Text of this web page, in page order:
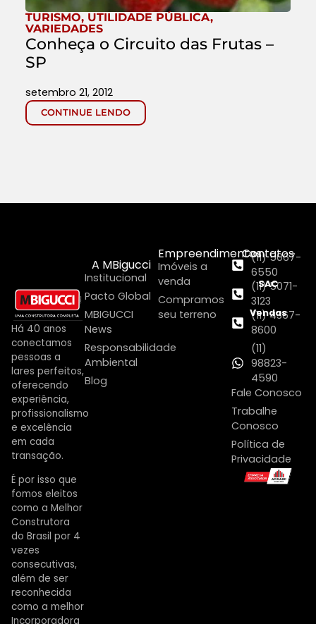
TURISMO, UTILIDADE PÚBLICA,
VARIEDADES
Conheça o Circuito das Frutas –
SP
CONTINUE LENDO
setembro 21, 2012
Há 40 anos
conectamos
pessoas a
lares perfeitos,
oferecendo
experiência,
profissionalismo
e excelência
em cada
transação.
É por isso que
fomos eleitos
como a Melhor
Construtora
do Brasil por 4
vezes
consecutivas,
além de ser
reconhecida
como a melhor
Incorporadora
A MBigucci
Institucional
Pacto Global
MBIGUCCI
News
Responsabilidade
Ambiental
Blog
Empreendimentos
Imóveis a
venda
Compramos
seu terreno
Contatos
(11) 5067-
6550
SAC
(11) 5071-
3123
Vendas
(11) 4367-
8600
(11)
98823-
4590
Fale Conosco
Trabalhe
Conosco
Política de
Privacidade